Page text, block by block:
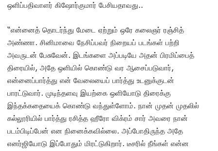
ஒளிப்பதிவாளர் கிஷோர்குமார் பேசியதாவது..
“என்னைத் தொடர்ந்து மேடை ஏற்றும் ஒரே கலைஞர் ரஞ்சித்
அண்ணா. சினிமாவை நேசிப்பவர் நிறையப் படங்கள் பற்றி
அவருடன் பேசுவேன். இடங்களை அப்படியே அதன் பிரமிப்பைத்
திரையில், அதே ஒளியில் கொண்டு வர ஆசைப்படுவார்,
என்னைப்பார்த்து என் வேலையைப் பார்த்து உடனுக்குடன்
பாரட்டுவார். முடிந்தளவு இயற்கை ஒளியோடு திரைக்கு
இந்தக்கதையைக் கொண்டு வந்துள்ளோம். நான் முதன் முதலில்
கல்லூரியில் பார்த்து ரசித்த ஹீரோ விக்ரம் சார் அவரை நான்
படம்பிடிப்பேன் என நினைக்கவில்லை. அப்போதிருந்த அதே
எனர்ஜியோடு இப்போதும் மிரட்டுகிறார். டீசரில் நீங்கள் என்ன